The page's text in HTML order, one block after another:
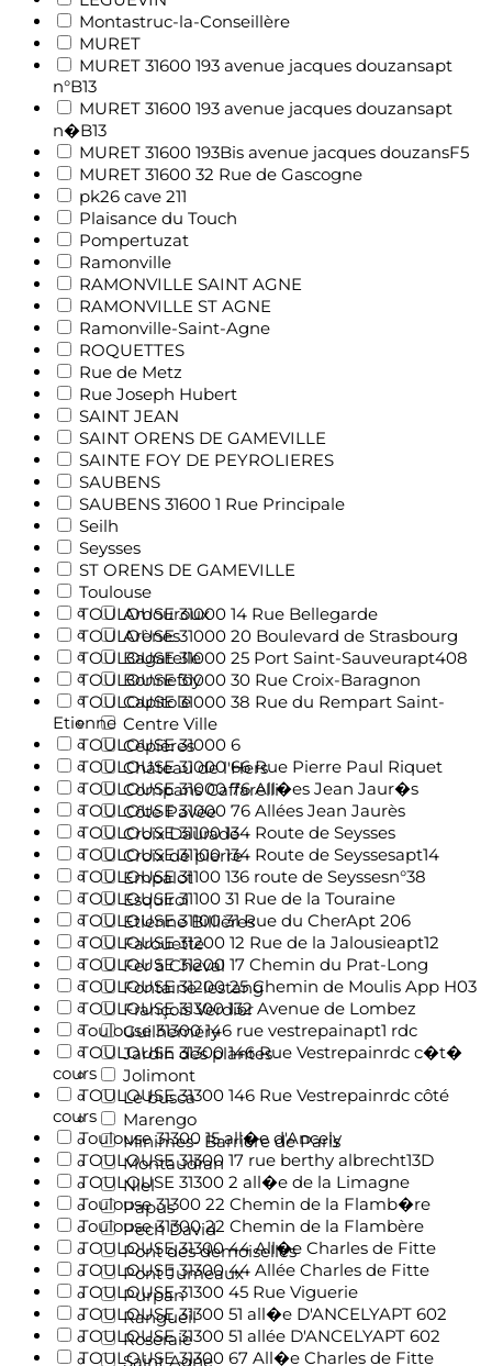
Montastruc-la-Conseillère
MURET
MURET 31600 193 avenue jacques douzansapt
n°B13
MURET 31600 193 avenue jacques douzansapt
n�B13
MURET 31600 193Bis avenue jacques douzansF5
MURET 31600 32 Rue de Gascogne
pk26 cave 211
Plaisance du Touch
Pompertuzat
Ramonville
RAMONVILLE SAINT AGNE
RAMONVILLE ST AGNE
Ramonville-Saint-Agne
ROQUETTES
Rue de Metz
Rue Joseph Hubert
SAINT JEAN
SAINT ORENS DE GAMEVILLE
SAINTE FOY DE PEYROLIERES
SAUBENS
SAUBENS 31600 1 Rue Principale
Seilh
Seysses
ST ORENS DE GAMEVILLE
Toulouse
Amouroux
Arènes
Bagatelle
Bonnefoy
Capitole
Centre Ville
Cépières
Château de l'Hers
Compans Caffarelli
Côte Pavée
Croix Daurade
Croix de pierre
Empalot
Esquirol
Etienne Billières
Farouette
Fer à Cheval
Fontaine-lestang
François Verdier
Guilheméry
Jardin des plantes
Jolimont
Le busca
Marengo
Minimes- Barrière de Paris
Montaudran
Niel
Papus
Pech David
Pont des demoiselles
Pont Jumeaux
Purpan
Rangueil
Roseraie
Saint Agne
TOULOUSE 31000 14 Rue Bellegarde
TOULOUSE 31000 20 Boulevard de Strasbourg
TOULOUSE 31000 25 Port Saint-Sauveurapt408
TOULOUSE 31000 30 Rue Croix-Baragnon
TOULOUSE 31000 38 Rue du Rempart Saint-
Etienne
TOULOUSE 31000 6
TOULOUSE 31000 66 Rue Pierre Paul Riquet
TOULOUSE 31000 76 All�es Jean Jaur�s
TOULOUSE 31000 76 Allées Jean Jaurès
TOULOUSE 31100 134 Route de Seysses
TOULOUSE 31100 134 Route de Seyssesapt14
TOULOUSE 31100 136 route de Seyssesn°38
TOULOUSE 31100 31 Rue de la Touraine
TOULOUSE 31100 31 Rue du CherApt 206
TOULOUSE 31200 12 Rue de la Jalousieapt12
TOULOUSE 31200 17 Chemin du Prat-Long
TOULOUSE 31200 25 Chemin de Moulis App H03
TOULOUSE 31300 132 Avenue de Lombez
Toulouse 31300 146 rue vestrepainapt1 rdc
TOULOUSE 31300 146 Rue Vestrepainrdc c�t�
cours
TOULOUSE 31300 146 Rue Vestrepainrdc côté
cours
Toulouse 31300 15 all�e d'Ancely
TOULOUSE 31300 17 rue berthy albrecht13D
TOULOUSE 31300 2 all�e de la Limagne
Toulouse 31300 22 Chemin de la Flamb�re
Toulouse 31300 22 Chemin de la Flambère
TOULOUSE 31300 44 All�e Charles de Fitte
TOULOUSE 31300 44 Allée Charles de Fitte
TOULOUSE 31300 45 Rue Viguerie
TOULOUSE 31300 51 all�e D'ANCELYAPT 602
TOULOUSE 31300 51 allée D'ANCELYAPT 602
TOULOUSE 31300 67 All�e Charles de Fitte